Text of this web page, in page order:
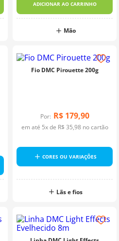
ADICIONAR AO CARRINHO
Mão
Fio DMC Pirouette 200g
Por: R$ 179,90
em até 5x de R$ 35,98no cartão
CORES OU VARIAÇÕES
Lãs e fios